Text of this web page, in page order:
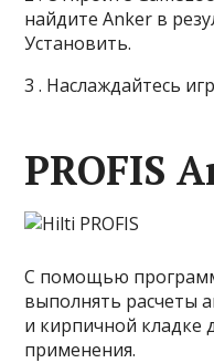
найдите Anker в
Установить.
3 . Наслаждайтесь
PROFIS
С помощью
выполнять расчеты
и кирпичной кладке
применения.